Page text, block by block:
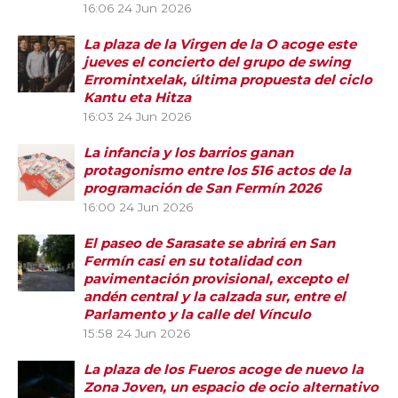
16:06 24 Jun 2026
La plaza de la Virgen de la O acoge este
jueves el concierto del grupo de swing
Erromintxelak, última propuesta del ciclo
Kantu eta Hitza
16:03 24 Jun 2026
La infancia y los barrios ganan
protagonismo entre los 516 actos de la
programación de San Fermín 2026
16:00 24 Jun 2026
El paseo de Sarasate se abrirá en San
Fermín casi en su totalidad con
pavimentación provisional, excepto el
andén central y la calzada sur, entre el
Parlamento y la calle del Vínculo
15:58 24 Jun 2026
La plaza de los Fueros acoge de nuevo la
Zona Joven, un espacio de ocio alternativo